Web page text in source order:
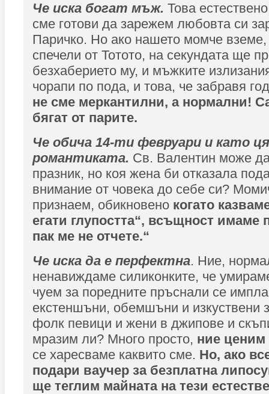
Че иска богат мъж. Това
сме готови да зарежем любовта си
Паричко. Но ако нашето момче вземе,
спечели от Тотото, на секундата ще
безхаберието му, и мъжките
чорапи по пода, и това, че забравя
не сме меркантилни, а нормални!
бягат от парите.
Че обича 14-ти февруари и като
романтиката. Св. Валентин може
празник, но коя жена би отказала
внимание от човека до себе си?
признаем, обикновено когато
егати глупостта“, всъщност имаме
пак ме не отчете.“
Че иска да е перфектна. Ние,
ненавиждаме силиконките, че
чуем за поредните пръснали се
екстеншъни, обемшъни и изкуствени
фолк певици и жени в джипове и
мразим ли? Много просто, ние ценим
се харесваме каквито сме. Но, ако
подари ваучер за безплатна
ще теглим майната на тези